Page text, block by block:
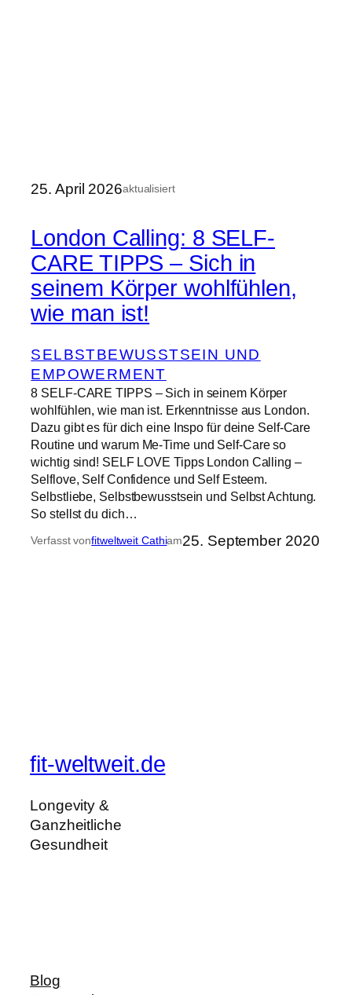
25. April 2026aktualisiert
London Calling: 8 SELF-
CARE TIPPS – Sich in
seinem Körper wohlfühlen,
wie man ist!
SELBSTBEWUSSTSEIN UND
EMPOWERMENT
8 SELF-CARE TIPPS – Sich in seinem Körper
wohlfühlen, wie man ist. Erkenntnisse aus London.
Dazu gibt es für dich eine Inspo für deine Self-Care
Routine und warum Me-Time und Self-Care so
wichtig sind! SELF LOVE Tipps London Calling –
Selflove, Self Confidence und Self Esteem.
Selbstliebe, Selbstbewusstsein und Selbst Achtung.
So stellst du dich…
Verfasst vonfitweltweit Cathiam25. September 2020
fit-weltweit.de
Longevity &
Ganzheitliche
Gesundheit
Blog